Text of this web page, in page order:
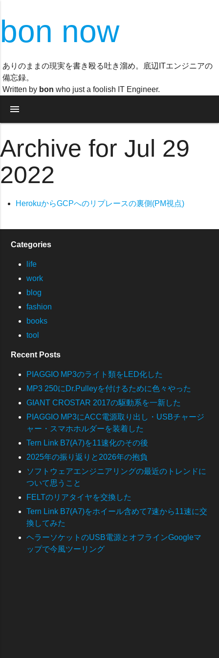
bon now
ありのままの現実を書き殴る吐き溜め。底辺ITエンジニアの
備忘録。
Written by bon who just a foolish IT Engineer.
menu
Archive for Jul 29
2022
HerokuからGCPへのリプレースの裏側(PM視点)
Categories
life
work
blog
fashion
books
tool
Recent Posts
PIAGGIO MP3のライト類をLED化した
MP3 250にDr.Pulleyを付けるために色々やった
GIANT CROSTAR 2017の駆動系を一新した
PIAGGIO MP3にACC電源取り出し・USBチャージ
ャー・スマホホルダーを装着した
Tern Link B7(A7)を11速化のその後
2025年の振り返りと2026年の抱負
ソフトウェアエンジニアリングの最近のトレンドに
ついて思うこと
FELTのリアタイヤを交換した
Tern Link B7(A7)をホイール含めて7速から11速に交
換してみた
ヘラーソケットのUSB電源とオフラインGoogleマ
ップで今風ツーリング